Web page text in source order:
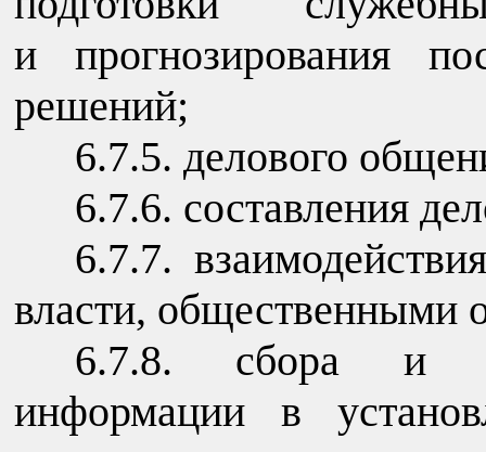
и прогнозирования
решений;
6.7.5. делового
6.7.6. составления
6.7.7.
власти, общественными
6.7.8. сбора и
информации в